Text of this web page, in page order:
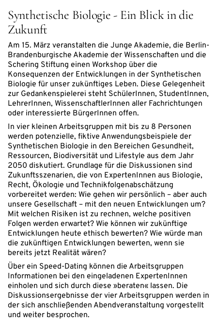
Synthetische Biologie - Ein Blick in die
Zukunft
Am 15. März veranstalten die Junge Akademie, die Berlin-
Brandenburgische Akademie der Wissenschaften und die
Schering Stiftung einen Workshop über die
Konsequenzen der Entwicklungen in der Synthetischen
Biologie für unser zukünftiges Leben. Diese Gelegenheit
zur Gedankenspielerei steht SchülerInnen, StudentInnen,
LehrerInnen, WissenschaftlerInnen aller Fachrichtungen
oder interessierte BürgerInnen offen.
In vier kleinen Arbeitsgruppen mit bis zu 8 Personen
werden potenzielle, fiktive Anwendungsbeispiele der
Synthetischen Biologie in den Bereichen Gesundheit,
Ressourcen, Biodiversität und Lifestyle aus dem Jahr
2050 diskutiert. Grundlage für die Diskussionen sind
Zukunftsszenarien, die von ExpertenInnen aus Biologie,
Recht, Ökologie und Technikfolgenabschätzung
vorbereitet werden: Wie gehen wir persönlich – aber auch
unsere Gesellschaft – mit den neuen Entwicklungen um?
Mit welchen Risiken ist zu rechnen, welche positiven
Folgen werden erwartet? Wie können wir zukünftige
Entwicklungen heute ethisch bewerten? Wie würde man
die zukünftigen Entwicklungen bewerten, wenn sie
bereits jetzt Realität wären?
Über ein Speed-Dating können die Arbeitsgruppen
Informationen bei den eingeladenen ExpertenInnen
einholen und sich durch diese »beraten« lassen. Die
Diskussionsergebnisse der vier Arbeitsgruppen werden in
der sich anschließenden Abendveranstaltung vorgestellt
und weiter besprochen.